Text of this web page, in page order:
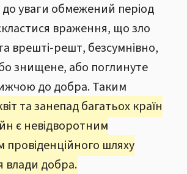
уваги обмежений період
враження, що зло
врешті-решт, безсумнівно,
знищене, або поглинуте
до добра. Таким
та занепад багатьох країн
є невідворотним
провіденційного шляху
влади добра.